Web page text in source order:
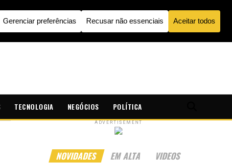
TECNOLOGIA NEGÓCIOS POLÍTICA
ADVERTISEMENT
NOVIDADES EM ALTA VIDEOS